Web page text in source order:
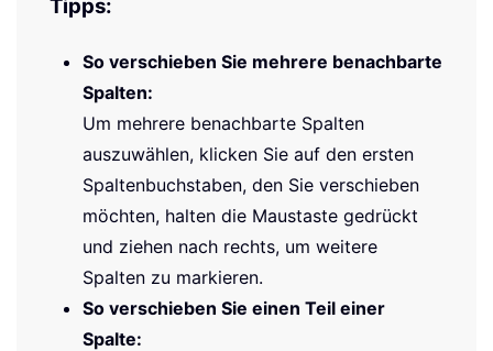
Tipps:
So verschieben Sie mehrere benachbarte
Spalten:
Um mehrere benachbarte Spalten
auszuwählen, klicken Sie auf den ersten
Spaltenbuchstaben, den Sie verschieben
möchten, halten die Maustaste gedrückt
und ziehen nach rechts, um weitere
Spalten zu markieren.
So verschieben Sie einen Teil einer
Spalte: